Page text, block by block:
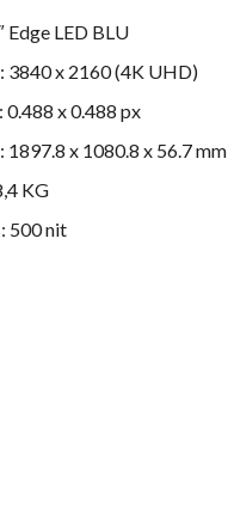
Edge LED BLU
3840 x 2160 (4K UHD)
0.488 x 0.488 px
1897.8 x 1080.8 x 56.7 mm
KG
500 nit